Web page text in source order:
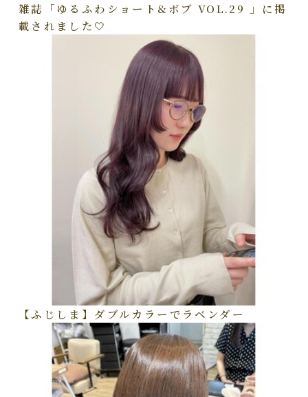
雑誌「ゆるふわショート&ボブ VOL.29 」に掲
載されました🤍
【ふじしま】ダブルカラーでラベンダー